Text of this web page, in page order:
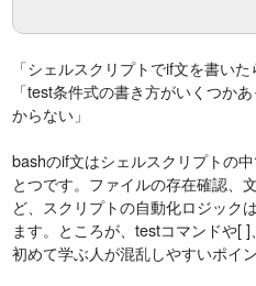
「シェルスクリプトでif文を書い
「test条件式の書き方がいくつか
からない」
bashのif文はシェルスクリプトの
とつです。ファイルの存在確認、
ど、スクリプトの自動化ロジック
ます。ところが、testコマンドや[ ]
初めて学ぶ人が混乱しやすいポイ